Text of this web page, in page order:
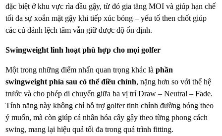
đặc biệt ở khu vực rìa đầu gậy, từ đó gia tăng MOI và giúp hạn chế
tối đa sự xoắn mặt gậy khi tiếp xúc bóng – yếu tố then chốt giúp
các cú đánh lệch tâm vẫn giữ được độ ổn định.
Swingweight linh hoạt phù hợp cho mọi golfer
Một trong những điểm nhấn quan trọng khác làphần
swingweight phía sau có thể điều chỉnh, nặng hơn so với thế hệ
trước và cho phép di chuyển giữa ba vị trí Draw – Neutral – Fade.
Tính năng này không chỉ hỗ trợ golfer tinh chỉnh đường bóng theo
ý muốn, mà còn giúp cá nhân hóa cây gậy theo từng phong cách
swing, mang lại hiệu quả tối đa trong quá trình fitting.